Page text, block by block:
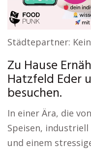
Städtepartner:
Zu Hause
Hatzfeld Eder
besuchen.
In einer Ära, die
Speisen,
und einem